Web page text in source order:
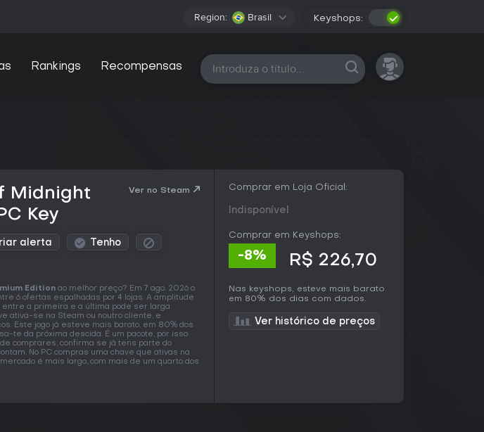
Region: Brasil Keyshops:
Rankings Recompensas Todas as plataformas
Midnight
Key
Ver no Steam
alerta Tenho
Edition ao melhor preço? Em 7 ago. 2026 o
6 ofertas espalhadas por 4 lojas. A amplitude
entre a primeira e a última pode ser larga
ativa-se na Steam ou noutro cliente, e
Este jogo já esteve mais barato, em 80% dos
te da próxima descida. É um pacote, por isso
comprares, confirma se já tens parte do
No PC compras uma chave que ativas na
é mais largo, com mais de um quarto dos
Comprar em Loja Oficial:
Indisponível
Comprar em Keyshops:
-8% R$ 226,70
Nas keyshops, esteve mais barato
em 80% dos dias com dados.
Ver histórico de preços